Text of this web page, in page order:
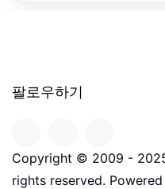
팔로우하기
Copyright © 2009 -
rights reserved.